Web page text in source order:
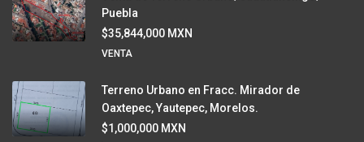
Puebla
$35,844,000 MXN
VENTA
Terreno Urbano en Fracc. Mirador de
Oaxtepec, Yautepec, Morelos.
$1,000,000 MXN